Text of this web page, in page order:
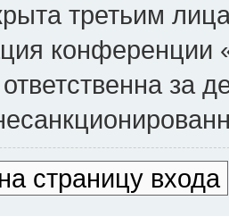
третьим
конференции
за
страницу входа